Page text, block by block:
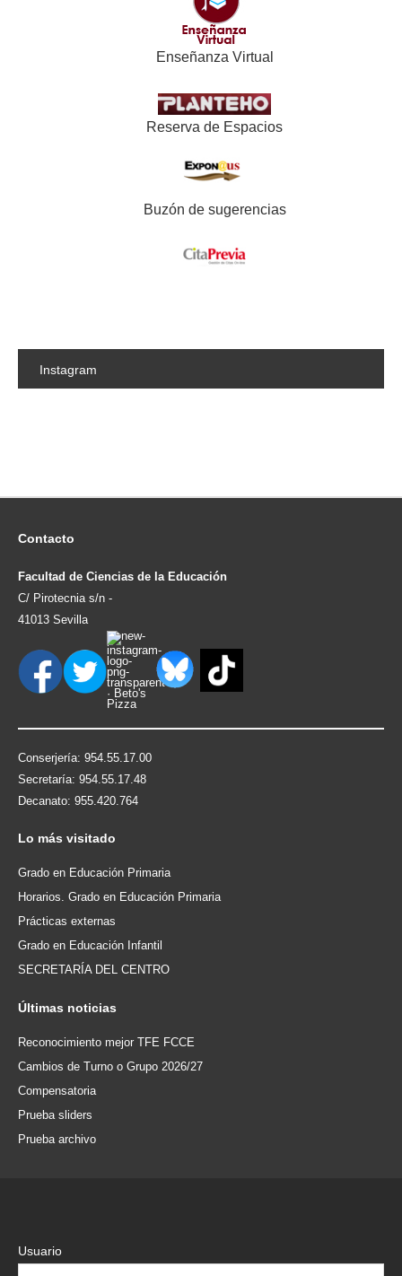
Enseñanza Virtual
Reserva de Espacios
Buzón de sugerencias
Instagram
Contacto
Facultad de Ciencias de la Educación
C/ Pirotecnia s/n -
41013 Sevilla
Conserjería: 954.55.17.00
Secretaría: 954.55.17.48
Decanato: 955.420.764
Lo más visitado
Grado en Educación Primaria
Horarios. Grado en Educación Primaria
Prácticas externas
Grado en Educación Infantil
SECRETARÍA DEL CENTRO
Últimas noticias
Reconocimiento mejor TFE FCCE
Cambios de Turno o Grupo 2026/27
Compensatoria
Prueba sliders
Prueba archivo
Usuario